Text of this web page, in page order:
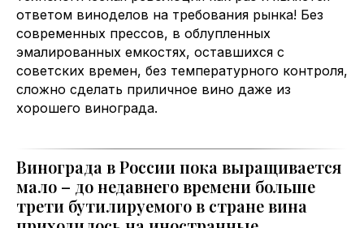
ответом виноделов на требования рынка! Без
современных прессов, в облупленных
эмалированных емкостях, оставшихся с
советских времен, без температурного контроля,
сложно сделать приличное вино даже из
хорошего винограда.
Винограда в России пока выращивается
мало – до недавнего времени больше
трети бутилируемого в стране вина